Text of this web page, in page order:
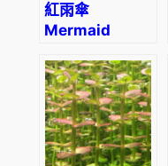
紅雨傘
Mermaid
(Proserpinaca
palustris)